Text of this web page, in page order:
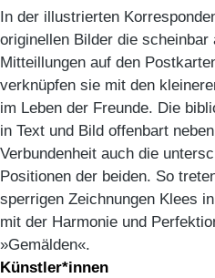
In der illustrierten
originellen Bilder die
Mitteillungen auf den
verknüpfen sie mit den
im Leben der Freunde. Die
in Text und Bild offenbart
Verbundenheit auch die
Positionen der beiden. So
sperrigen Zeichnungen Klees
mit der Harmonie und
»Gemälden«.
Künstler*innen